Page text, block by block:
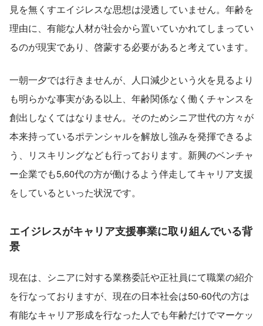
見を無くすエイジレスな思想は浸透していません。年齢を
理由に、有能な人材が社会から置いていかれてしまってい
るのが現実であり、啓蒙する必要があると考えています。
一朝一夕では行きませんが、人口減少という火を見るより
も明らかな事実がある以上、年齢関係なく働くチャンスを
創出しなくてはなりません。そのためシニア世代の方々が
本来持っているポテンシャルを解放し強みを発揮できるよ
う、リスキリングなども行っております。新興のベンチャ
ー企業でも5,60代の方が働けるよう伴走してキャリア支援
をしているといった状況です。
エイジレスがキャリア支援事業に取り組んでいる背
景
現在は、シニアに対する業務委託や正社員にて職業の紹介
を行なっておりますが、現在の日本社会は50-60代の方は
有能なキャリア形成を行なった人でも年齢だけでマーケッ